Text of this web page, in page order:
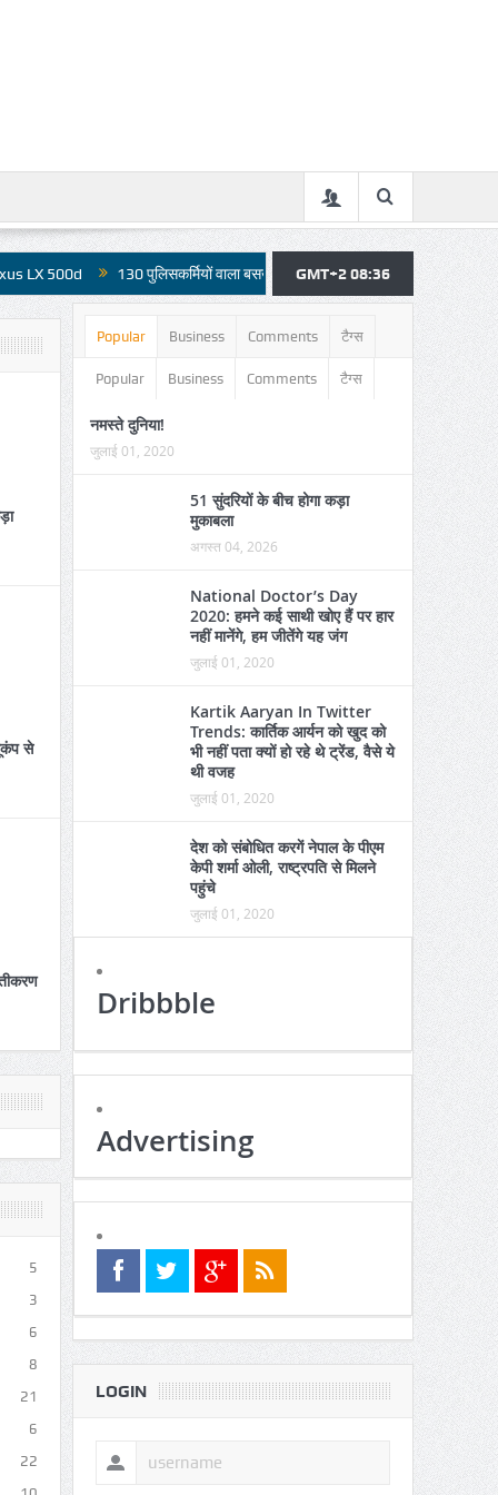
130 पुलिसकर्मियों वाला बसखारी थाना बिजली आपूर्ति से महरुम, कार्य हो रहे प्रभावित, कई
GMT+2 08:36
से
5
3
6
8
21
6
22
Popular Business Comments टैग्स
Popular Business Comments टैग्स
नमस्ते दुनिया!
जुलाई 01, 2020
51 सुंदरियों के बीच होगा कड़ा
मुकाबला
अगस्त 04, 2026
National Doctor’s Day
2020: हमने कई साथी खोए हैं पर हार
नहीं मानेंगे, हम जीतेंगे यह जंग
जुलाई 01, 2020
Kartik Aaryan In Twitter
Trends: कार्तिक आर्यन को खुद को
भी नहीं पता क्यों हो रहे थे ट्रेंड, वैसे ये
थी वजह
जुलाई 01, 2020
देश को संबोधित करगें नेपाल के पीएम
केपी शर्मा ओली, राष्ट्रपति से मिलने
पहुंचे
जुलाई 01, 2020
Dribbble
Advertising
LOGIN